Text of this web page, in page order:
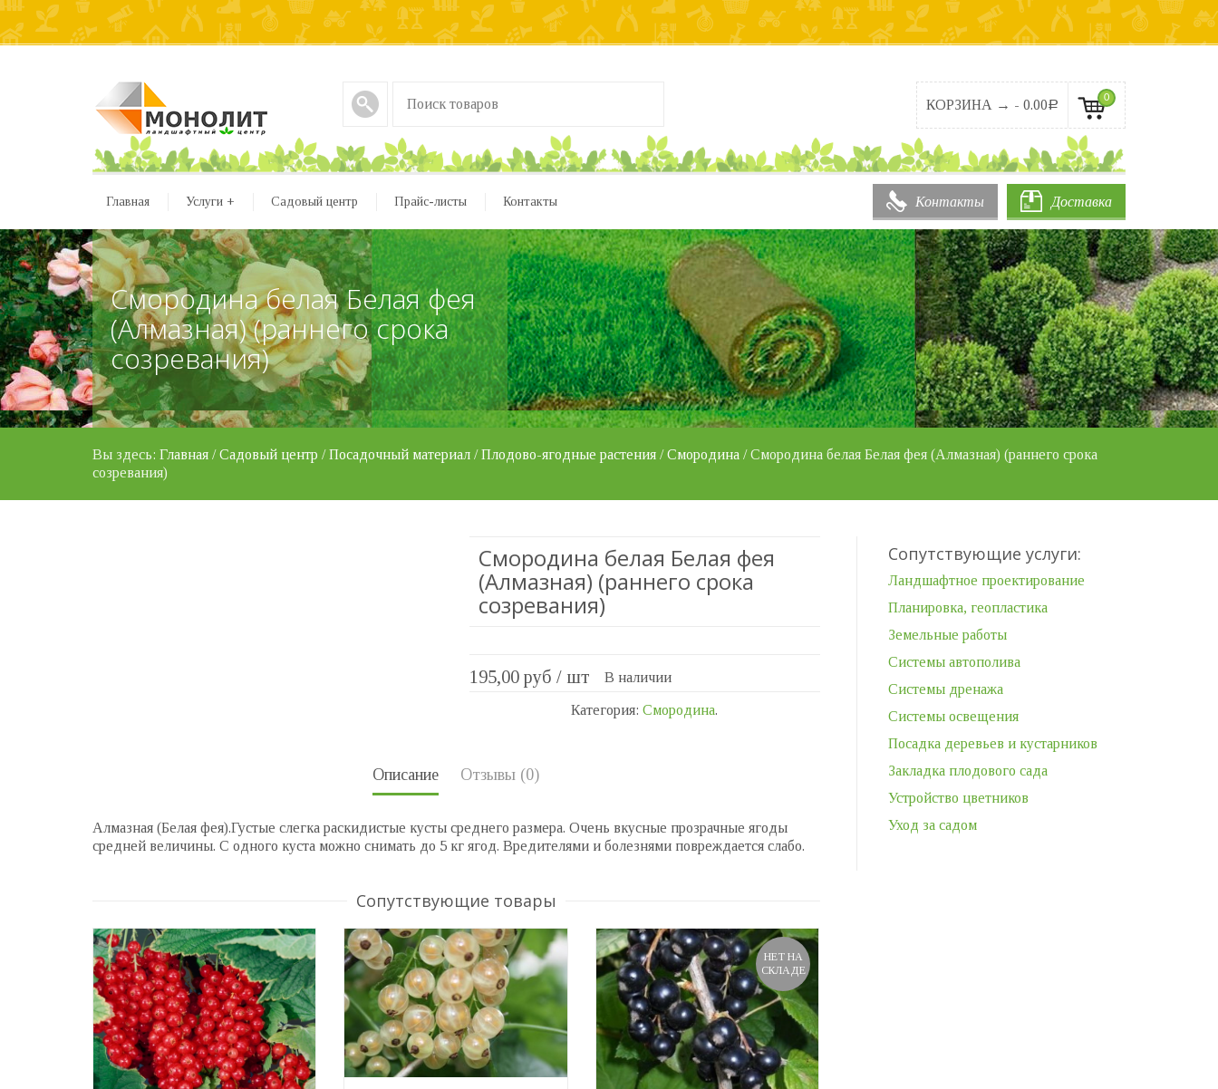
КОРЗИНА → - 0.00Р
0
Доставка
Контакты
Главная Услуги + Садовый центр Прайс-листы Контакты
Смородина белая Белая фея
(Алмазная) (раннего срока
созревания)
Вы здесь: Главная /Садовый центр /Посадочный материал /Плодово-ягодные растения /Смородина / Смородина белая Белая фея (Алмазная) (раннего срока
созревания)
Смородина белая Белая фея
(Алмазная) (раннего срока
созревания)
195,00руб / шт В наличии
Категория:Смородина.
Описание Отзывы (0)
Алмазная (Белая фея).Густые слегка раскидистые кусты среднего размера. Очень вкусные прозрачные ягоды
средней величины. С одного куста можно снимать до 5 кг ягод. Вредителями и болезнями повреждается слабо.
Сопутствующие товары
НЕТ НА
СКЛАДЕ
Сопутствующие услуги:
Ландшафтное проектирование
Планировка, геопластика
Земельные работы
Системы автополива
Системы дренажа
Системы освещения
Посадка деревьев и кустарников
Закладка плодового сада
Устройство цветников
Уход за садом